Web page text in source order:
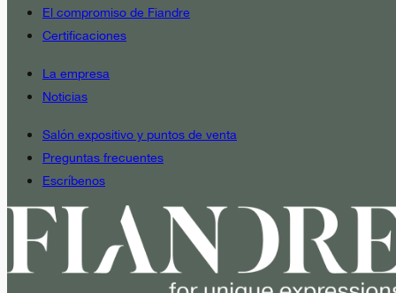
El compromiso de Fiandre
Certificaciones
La empresa
Noticias
Salón expositivo y puntos de venta
Preguntas frecuentes
Escríbenos